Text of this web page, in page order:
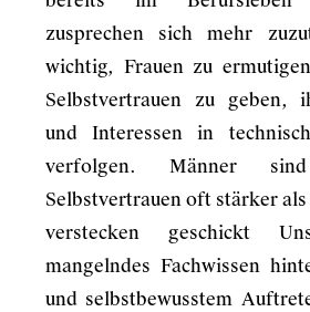
zusprechen sich mehr
wichtig, Frauen zu
Selbstvertrauen zu geben,
und Interessen in
verfolgen. Männer
Selbstvertrauen oft stärker
verstecken geschickt
mangelndes Fachwissen
und selbstbewusstem